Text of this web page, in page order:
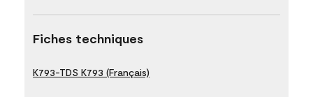
Fiches techniques
K793-TDS K793 (Français)